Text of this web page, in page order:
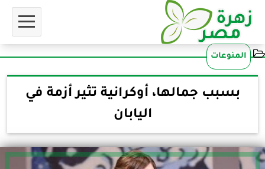
المنوعات
بسبب جمالها، أوكرانية تثير أزمة في
اليابان